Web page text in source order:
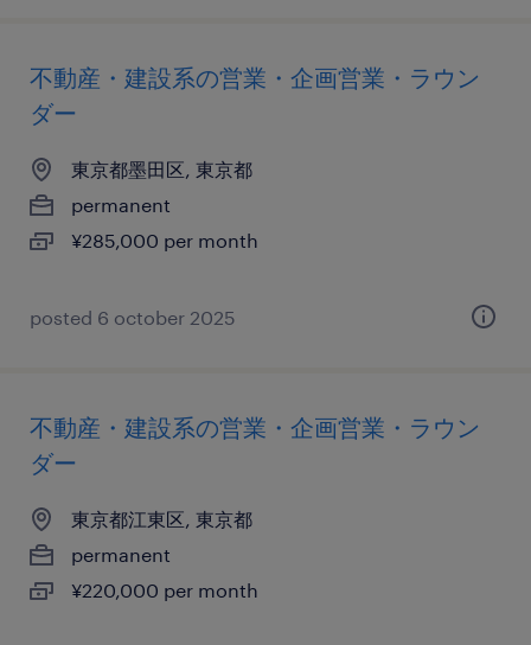
不動産・建設系の営業・企画営業・ラウン
ダー
東京都墨田区, 東京都
permanent
¥285,000 per month
posted 6 october 2025
不動産・建設系の営業・企画営業・ラウン
ダー
東京都江東区, 東京都
permanent
¥220,000 per month